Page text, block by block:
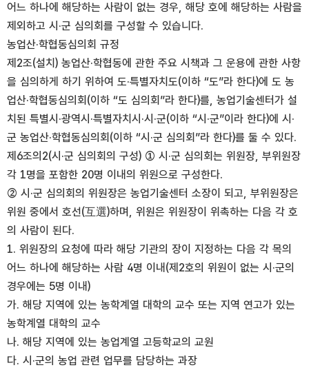
어느 하나에 해당하는 사람이 없는 경우, 해당 호에 해당하는 사람을
제외하고 시·군 심의회를 구성할 수 있습니다.
농업산·학협동심의회 규정
제2조(설치) 농업산·학협동에 관한 주요 시책과 그 운용에 관한 사항
을 심의하게 하기 위하여 도·특별자치도(이하 “도”라 한다)에 도 농
업산·학협동심의회(이하 “도 심의회”라 한다)를, 농업기술센터가 설
치된 특별시·광역시·특별자치시·시·군(이하 “시·군”이라 한다)에 시·
군 농업산·학협동심의회(이하 “시·군 심의회”라 한다)를 둘 수 있다.
제6조의2(시·군 심의회의 구성) ① 시·군 심의회는 위원장, 부위원장
각 1명을 포함한 20명 이내의 위원으로 구성한다.
② 시·군 심의회의 위원장은 농업기술센터 소장이 되고, 부위원장은
위원 중에서 호선(互選)하며, 위원은 위원장이 위촉하는 다음 각 호
의 사람이 된다.
1. 위원장의 요청에 따라 해당 기관의 장이 지정하는 다음 각 목의
어느 하나에 해당하는 사람 4명 이내(제2호의 위원이 없는 시·군의
경우에는 5명 이내)
가. 해당 지역에 있는 농학계열 대학의 교수 또는 지역 연고가 있는
농학계열 대학의 교수
나. 해당 지역에 있는 농업계열 고등학교의 교원
다. 시·군의 농업 관련 업무를 담당하는 과장